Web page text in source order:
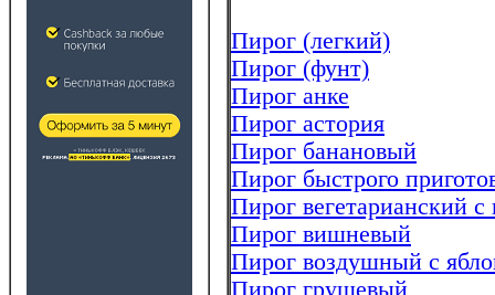
Пирог (легкий)
Пирог (фунт)
Пирог анке
Пирог астория
Пирог банановый
Пирог быстрого
Пирог вегетарианский
Пирог вишневый
Пирог воздушный с
Пирог грушевый